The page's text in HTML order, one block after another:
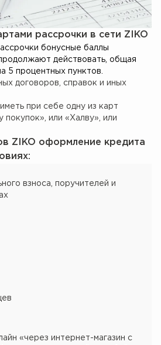
рассрочки в сети ZIKO
бонусные баллы
действовать, общая
5 процентных пунктов.
договоров, справок и иных
при себе одну из карт
покупок», или «Халву», или
ZIKO оформление кредита
взноса, поручителей и
«через интернет-магазин с